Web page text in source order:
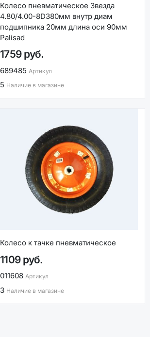
Колесо пневматическое Звезда
4.80/4.00-8D380мм внутр диам
подшипника 20мм длина оси 90мм
Palisad
1759 руб.
689485 Артикул
5 Наличие в магазине
Колесо к тачке пневматическое
1109 руб.
011608 Артикул
3 Наличие в магазине